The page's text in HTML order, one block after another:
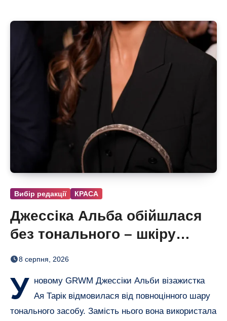
Вибір редакції КРАСА
Джессіка Альба обійшлася
без тонального – шкіру
вирівняли лише консилером
8 серпня, 2026
У новому GRWM Джессіки Альби візажистка
Ая Тарік відмовилася від повноцінного шару
тонального засобу. Замість нього вона використала